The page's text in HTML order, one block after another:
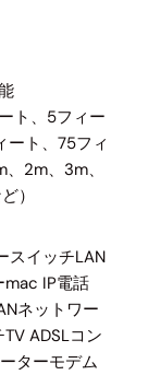
ト、5フィー
ート、75フィ
2m、3m、
）
スイッチLAN
mac IP電話
ネットワー
ADSLコン
ターモデム